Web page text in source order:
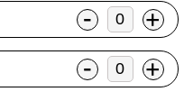
- +
- +